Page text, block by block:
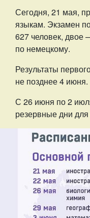
Сегодня, 21 мая,
языкам. Экзамен
627 человек,
по немецкому.
Результаты
не позднее 4 июня.
С 26 июня по 2
резервные дни